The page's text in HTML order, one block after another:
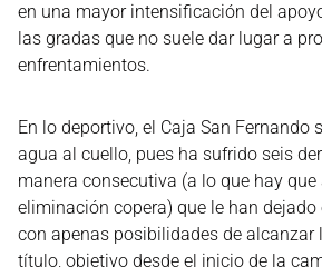
en una mayor intensificación del
las gradas que no suele dar lugar a
enfrentamientos.
En lo deportivo, el Caja San Fernando
agua al cuello, pues ha sufrido seis
manera consecutiva (a lo que hay que
eliminación copera) que le han dejado
con apenas posibilidades de alcanzar
título, objetivo desde el inicio de la